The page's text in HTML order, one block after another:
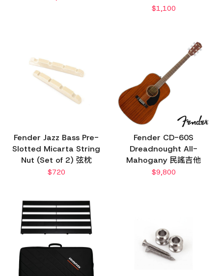
$1,100
Fender Jazz Bass Pre-
Slotted Micarta String
Nut (Set of 2) 弦枕
$720
Fender CD-60S
Dreadnought All-
Mahogany 民謠吉他
$9,800